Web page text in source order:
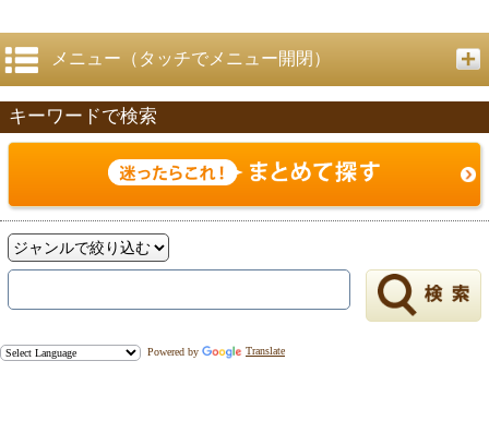
メニュー（タッチでメニュー開閉）
キーワードで検索
Powered by Translate